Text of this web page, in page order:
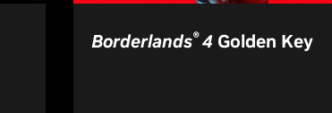
Borderlands®4 Golden Key